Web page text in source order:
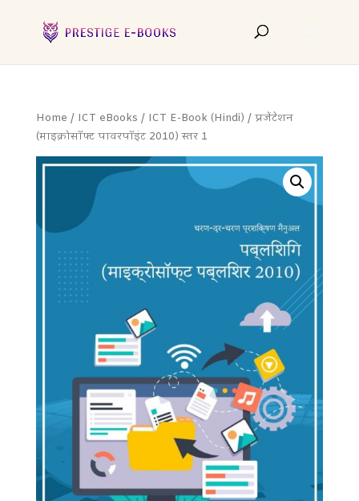
Home / ICT eBooks / ICT E-Book (Hindi) / प्रजेंटेशन
(माइक्रोसॉफ्ट पावरपॉइंट 2010) स्तर 1